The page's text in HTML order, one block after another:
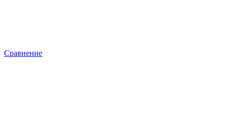
Сравнение